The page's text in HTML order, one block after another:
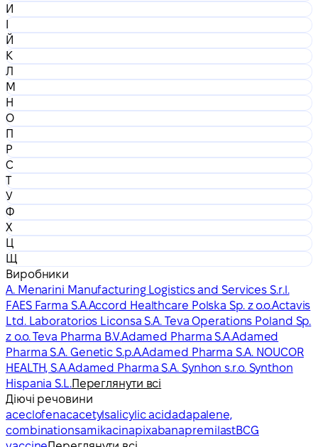
И
І
Й
К
Л
М
Н
О
П
Р
С
Т
У
Ф
Х
Ц
Щ
Виробники
A. Menarini Manufacturing Logistics and Services S.r.l.
FAES Farma S.A.Accord Healthcare Polska Sp. z o.o.Actavis
Ltd. Laboratorios Liconsa S.A. Teva Operations Poland Sp.
z o.o. Teva Pharma B.V.Adamed Pharma S.A.Adamed
Pharma S.A. Genetic S.p.A.Adamed Pharma S.A. NOUCOR
HEALTH, S.A.Adamed Pharma S.A. Synhon s.r.o. Synthon
Hispania S.L.Переглянути всі
Діючі речовини
aceclofenacacetylsalicylic acidadapalene,
combinationsamikacinapixabanapremilastBCG